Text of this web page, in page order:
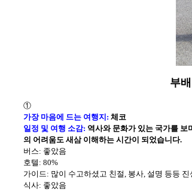
부
①
가장 마음에 드는 여행지 : 체코
일정 및 여행 소감: 역사와 문화가 있는 국가를 보
의 어려움도 새삼 이해하는 시간이 되었습니다.
버스: 좋았음
호텔 : 80%
가이드: 많이 수고하셨고 친절, 봉사, 설명 등등
식사: 좋았음